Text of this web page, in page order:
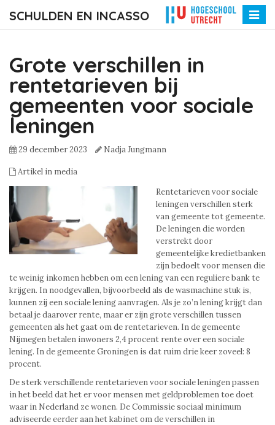
SCHULDEN EN INCASSO
Toggle
Grote verschillen in
rentetarieven bij
gemeenten voor sociale
leningen
29 december 2023 Nadja Jungmann
Artikel in media
Rentetarieven voor sociale
leningen verschillen sterk
van gemeente tot gemeente.
De leningen die worden
verstrekt door
gemeentelijke kredietbanken
zijn bedoelt voor mensen die
te weinig inkomen hebben om een lening van een reguliere bank te
krijgen. In noodgevallen, bijvoorbeeld als de wasmachine stuk is,
kunnen zij een sociale lening aanvragen. Als je zo’n lening krijgt dan
betaal je daarover rente, maar er zijn grote verschillen tussen
gemeenten als het gaat om de rentetarieven. In de gemeente
Nijmegen betalen inwoners 2,4 procent rente over een sociale
lening. In de gemeente Groningen is dat ruim drie keer zoveel: 8
procent.
De sterk verschillende rentetarieven voor sociale leningen passen
in het beeld dat het er voor mensen met geldproblemen toe doet
waar in Nederland ze wonen. De Commissie sociaal minimum
adviseerde eerder aan het kabinet om de verschillen in